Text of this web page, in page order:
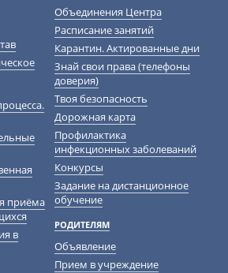
приёма
в
Объединения Центра
Расписание занятий
Карантин. Актированные дни
Знай свои права (телефоны
доверия)
Твоя безопасность
Дорожная карта
Профилактика
инфекционных заболеваний
Конкурсы
Задание на дистанционное
обучение
РОДИТЕЛЯМ
Объявление
Прием в учреждение